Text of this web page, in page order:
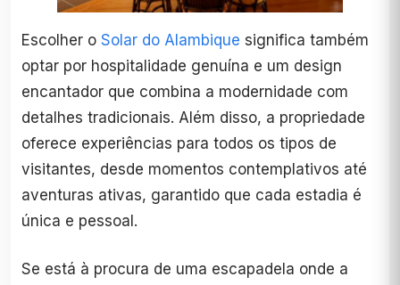
Escolher o Solar do Alambique significa também
optar por hospitalidade genuína e um design
encantador que combina a modernidade com
detalhes tradicionais. Além disso, a propriedade
oferece experiências para todos os tipos de
visitantes, desde momentos contemplativos até
aventuras ativas, garantido que cada estadia é
única e pessoal.
Se está à procura de uma escapadela onde a